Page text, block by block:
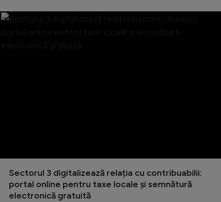
Sectorul 3 digitalizează relația cu contribuabilii:
portal online pentru taxe locale și semnătură
electronică gratuită